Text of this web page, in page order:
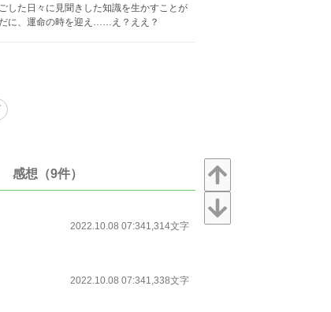
した日々に見聞きした知識を生かすことが
に、運命の時を迎え……え？ええ？
感想（9件）
2022.10.08 07:341,314文字
2022.10.08 07:341,338文字